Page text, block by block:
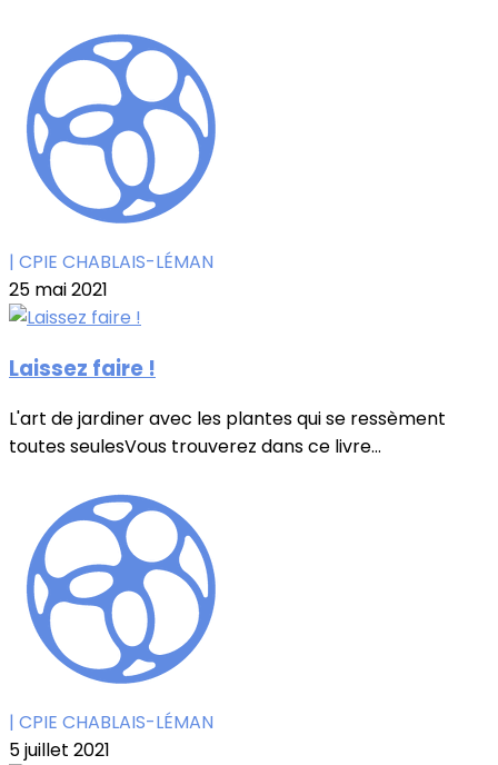
| CPIE CHABLAIS-LÉMAN
25 mai 2021
Laissez faire !
L'art de jardiner avec les plantes qui se ressèment
toutes seulesVous trouverez dans ce livre...
| CPIE CHABLAIS-LÉMAN
5 juillet 2021